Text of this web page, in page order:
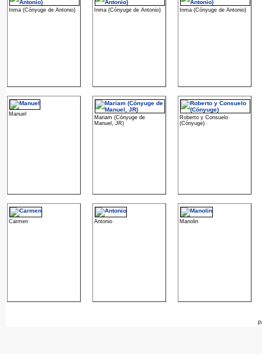
Inma (Cónyuge de Antonio) Inma (Cónyuge de Antonio) Inma (Cónyuge de Antonio)
Manuel
Mariam (Cónyuge de
Manuel, JR)
Roberto y Consuelo
(Cónyuge)
Carmen Antonio Manolin